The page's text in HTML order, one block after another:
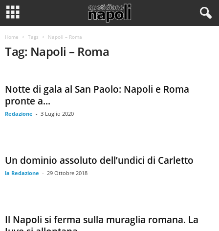
Home Tags Napoli – Roma
Tag: Napoli – Roma
Notte di gala al San Paolo: Napoli e Roma
pronte a...
Redazione - 3 Luglio 2020
Un dominio assoluto dell’undici di Carletto
la Redazione - 29 Ottobre 2018
Il Napoli si ferma sulla muraglia romana. La